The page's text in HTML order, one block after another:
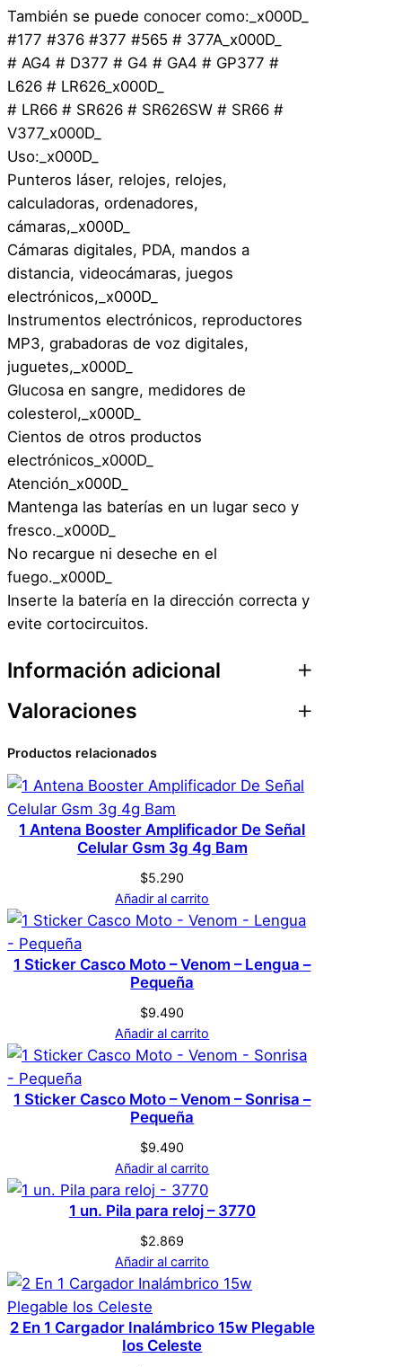
También se puede conocer como:_x000D_
#177 #376 #377 #565 # 377A_x000D_
# AG4 # D377 # G4 # GA4 # GP377 #
L626 # LR626_x000D_
# LR66 # SR626 # SR626SW # SR66 #
V377_x000D_
Uso:_x000D_
Punteros láser, relojes, relojes,
calculadoras, ordenadores,
cámaras,_x000D_
Cámaras digitales, PDA, mandos a
distancia, videocámaras, juegos
electrónicos,_x000D_
Instrumentos electrónicos, reproductores
MP3, grabadoras de voz digitales,
juguetes,_x000D_
Glucosa en sangre, medidores de
colesterol,_x000D_
Cientos de otros productos
electrónicos_x000D_
Atención_x000D_
Mantenga las baterías en un lugar seco y
fresco._x000D_
No recargue ni deseche en el
fuego._x000D_
Inserte la batería en la dirección correcta y
evite cortocircuitos.
Información adicional
Atributos
Dimensiones
Marca Genérica
Gris
Tamaño L
Valoraciones
0 valoraciones en 5
un. Pilas para reloj –
3770
No hay valoraciones aún. Solo los usuarios
registrados que hayan comprado este
producto pueden hacer una valoración.
Acceder
Productos relacionados
1 Antena Booster Amplificador De Señal
Celular Gsm 3g 4g Bam
$5.290
Añadir al carrito
1 Sticker Casco Moto – Venom – Lengua –
Pequeña
$9.490
Añadir al carrito
1 Sticker Casco Moto – Venom – Sonrisa –
Pequeña
$9.490
Añadir al carrito
1 un. Pila para reloj – 3770
$2.869
Añadir al carrito
2 En 1 Cargador Inalámbrico 15w Plegable
Ios Celeste